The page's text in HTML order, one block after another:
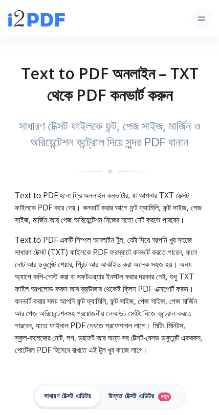
Text to PDF অনলাইন – TXT
থেকে PDF কনভার্ট করুন
সাধারণ টেক্সট ফাইলকে ফন্ট, পেজ সাইজ, মার্জিন ও
অরিয়েন্টেশন কন্ট্রোল দিয়ে সুন্দর PDF বানান
✧
Text to PDF হলো ফ্রি অনলাইন কনভার্টার, যা আপনার TXT টেক্সট
ফাইলকে PDF করে দেয়। কনভার্ট করার আগে ফন্ট ফ্যামিলি, ফন্ট সাইজ, পেজ
সাইজ, মার্জিন আর পেজ অরিয়েন্টেশন নিজের মতো সেট করতে পারবেন।
Text to PDF একটি সিম্পল অনলাইন টুল, যেটা দিয়ে আপনি খুব সহজে
সাধারণ টেক্সট (TXT) ফাইলকে PDF ফরম্যাটে কনভার্ট করতে পারেন, ফলে
নোট আর ডকুমেন্ট শেয়ার, প্রিন্ট আর আর্কাইভ করা অনেক সহজ হয়। অন্য
অ্যাপে কপি‑পেস্ট করা বা সফটওয়্যার ইনস্টল করার দরকার নেই, শুধু TXT
ফাইল আপলোড করুন আর ব্রাউজার থেকেই ক্লিন PDF এক্সপোর্ট করুন।
কনভার্ট করার সময় আপনি ফন্ট ফ্যামিলি, ফন্ট সাইজ, পেজ সাইজ, পেজ মার্জিন
আর পেজ অরিয়েন্টেশনসহ প্রয়োজনীয় লেআউট সেটিং নিজে কন্ট্রোল করতে
পারবেন, যাতে ফাইনাল PDF দেখতে প্রফেশনাল লাগে। মিটিং মিনিটস,
স্কুল‑কলেজের নোট, লগ, ড্রাফট আর অন্য সব টেক্সট‑বেসড ডকুমেন্ট একরকম,
পোর্টেবল PDF হিসেবে রাখতে এই টুল খুব কাজে লাগে।
সাধারণ টেক্সট এডিটর উন্নত টেক্সট এডিটর নতুন